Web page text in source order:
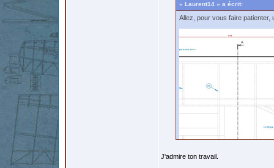
« Laurent14 » a écrit:
Allez, pour vous faire patienter,
J'admire ton travail.